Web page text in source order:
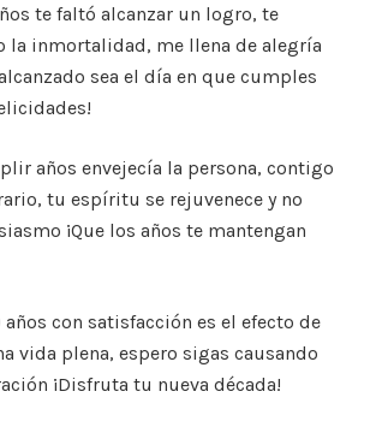
te faltó alcanzar un logro, te
la inmortalidad, me llena de alegría
sea el día en que cumples
años envejecía la persona, contigo
tu espíritu se rejuvenece y no
¡Que los años te mantengan
con satisfacción es el efecto de
vida plena, espero sigas causando
¡Disfruta tu nueva década!